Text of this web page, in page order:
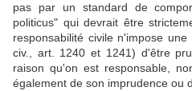
pas par un standard de
politicus" qui devrait être
responsabilité civile n'impose
civ., art. 1240 et 1241) d'être
raison qu'on est responsable,
également de son imprudence ou